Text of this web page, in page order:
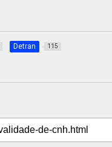
Detran 115